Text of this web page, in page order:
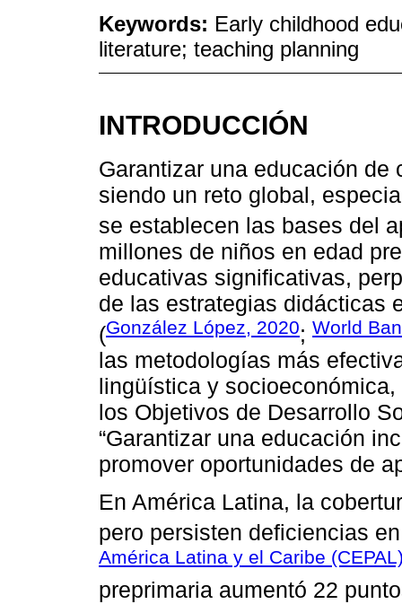
Keywords: Early childhood
literature; teaching planning
INTRODUCCIÓN
Garantizar una educación
siendo un reto global,
se establecen las bases del
millones de niños en edad
educativas significativas,
de las estrategias didácticas
(González López, 2020; World
las metodologías más
lingüística y
los Objetivos de Desarrollo
“Garantizar una educación
promover oportunidades de
En América Latina, la
pero persisten deficiencias
América Latina y el Caribe
preprimaria aumentó 22